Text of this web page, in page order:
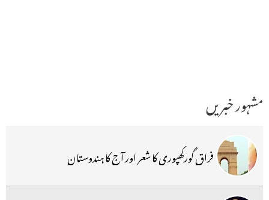
مشہور خبریں
فراق گورکھپوری کا شعر اور آج کا ہندوستان